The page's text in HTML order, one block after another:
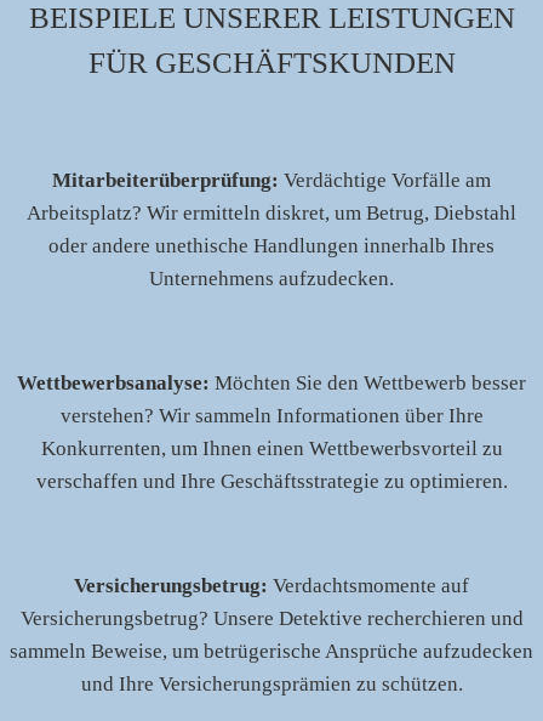
BEISPIELE UNSERER LEISTUNGEN
FÜR GESCHÄFTSKUNDEN
Mitarbeiterüberprüfung: Verdächtige Vorfälle am
Arbeitsplatz? Wir ermitteln diskret, um Betrug, Diebstahl
oder andere unethische Handlungen innerhalb Ihres
Unternehmens aufzudecken.
Wettbewerbsanalyse: Möchten Sie den Wettbewerb besser
verstehen? Wir sammeln Informationen über Ihre
Konkurrenten, um Ihnen einen Wettbewerbsvorteil zu
verschaffen und Ihre Geschäftsstrategie zu optimieren.
Versicherungsbetrug: Verdachtsmomente auf
Versicherungsbetrug? Unsere Detektive recherchieren und
sammeln Beweise, um betrügerische Ansprüche aufzudecken
und Ihre Versicherungsprämien zu schützen.